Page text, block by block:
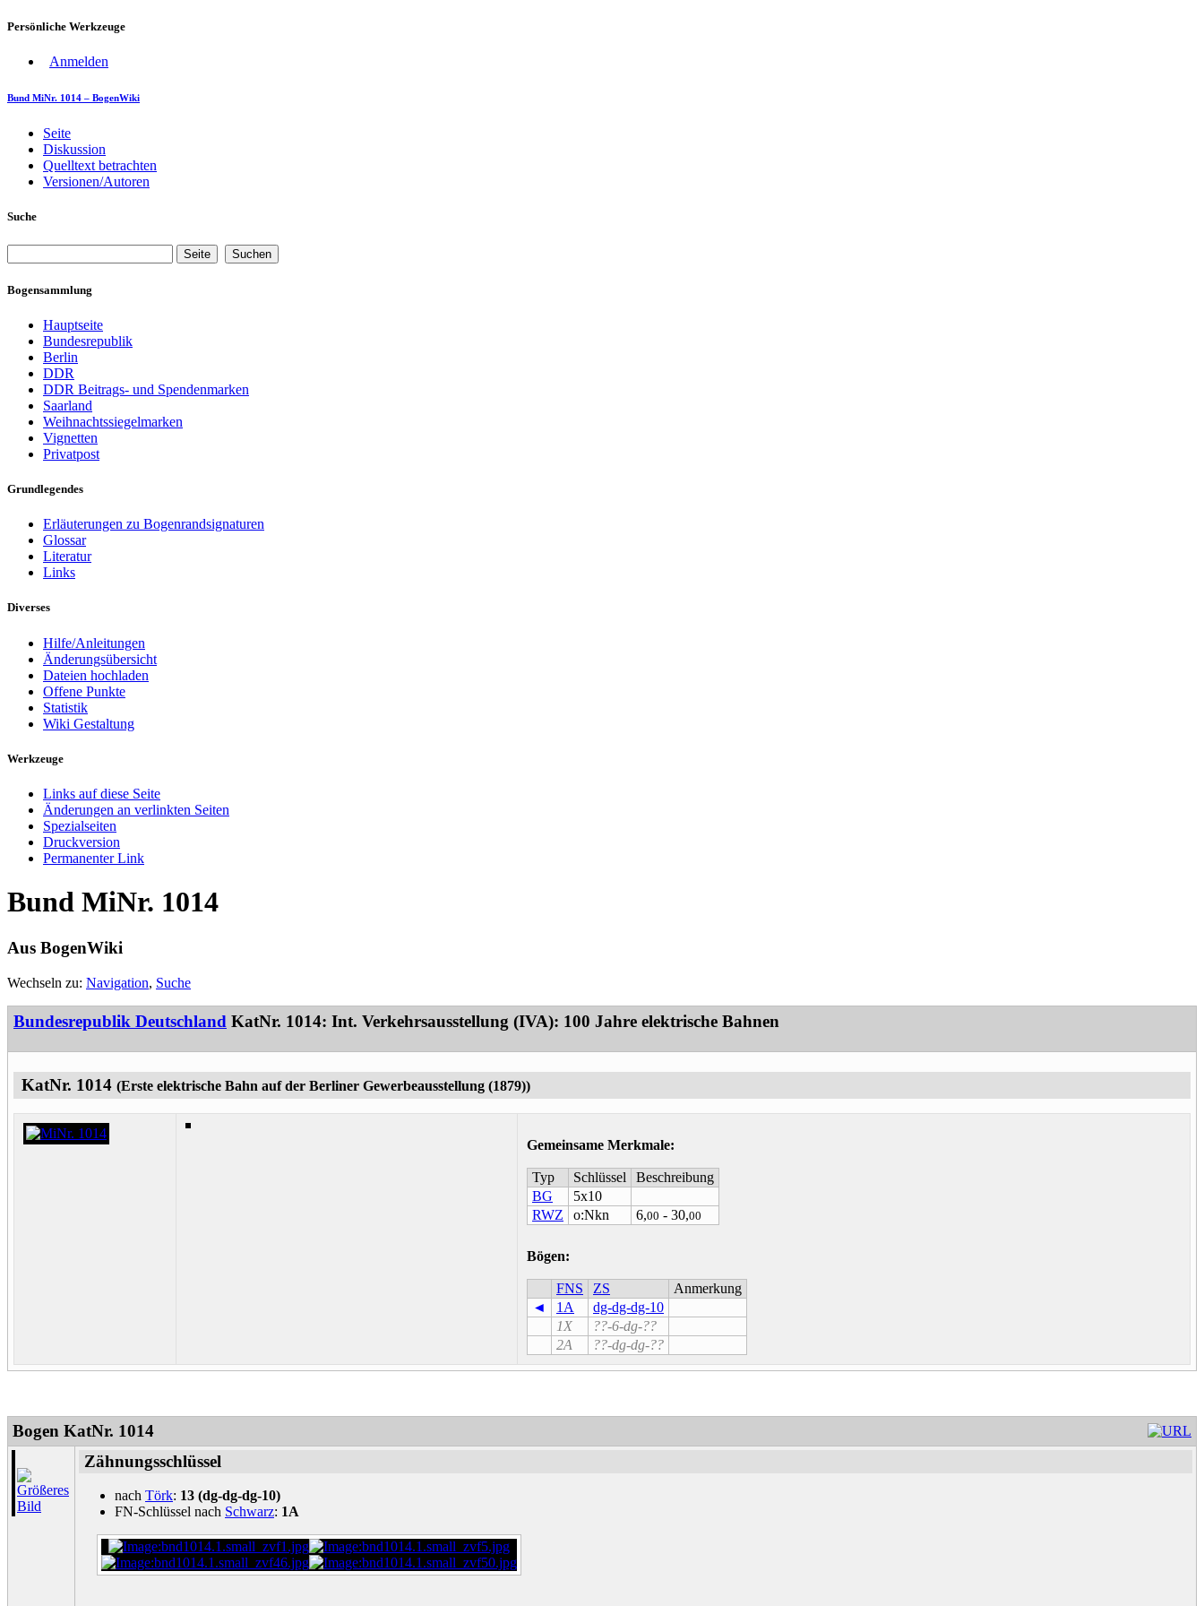
Persönliche Werkzeuge
Anmelden
Bund MiNr. 1014 – BogenWiki
Seite
Diskussion
Quelltext betrachten
Versionen/Autoren
Suche
Bogensammlung
Hauptseite
Bundesrepublik
Berlin
DDR
DDR Beitrags- und Spendenmarken
Saarland
Weihnachtssiegelmarken
Vignetten
Privatpost
Grundlegendes
Erläuterungen zu Bogenrandsignaturen
Glossar
Literatur
Links
Diverses
Hilfe/Anleitungen
Änderungsübersicht
Dateien hochladen
Offene Punkte
Statistik
Wiki Gestaltung
Werkzeuge
Links auf diese Seite
Änderungen an verlinkten Seiten
Spezialseiten
Druckversion
Permanenter Link
Bund MiNr. 1014
Aus BogenWiki
Wechseln zu: Navigation, Suche
Bundesrepublik Deutschland KatNr. 1014: Int. Verkehrsausstellung (IVA): 100 Jahre elektrische Bahnen
KatNr. 1014 (Erste elektrische Bahn auf der Berliner Gewerbeausstellung (1879))
Gemeinsame Merkmale:
Typ Schlüssel
Beschreibung
BG
5x10
RWZ
o:Nkn 6,00 - 30,00
Bögen:
FNS ZS
Anmerkung
◄
1A
dg-dg-dg-10
1X
??-6-dg-??
2A
??-dg-dg-??
Bogen KatNr. 1014
Zähnungsschlüssel
nach Törk: 13 (dg-dg-dg-10)
FN-Schlüssel nach Schwarz: 1A